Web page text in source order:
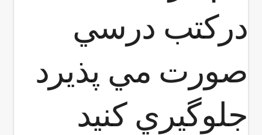
دركتب درسي
صورت مي پذيرد
جلوگيري كنيد